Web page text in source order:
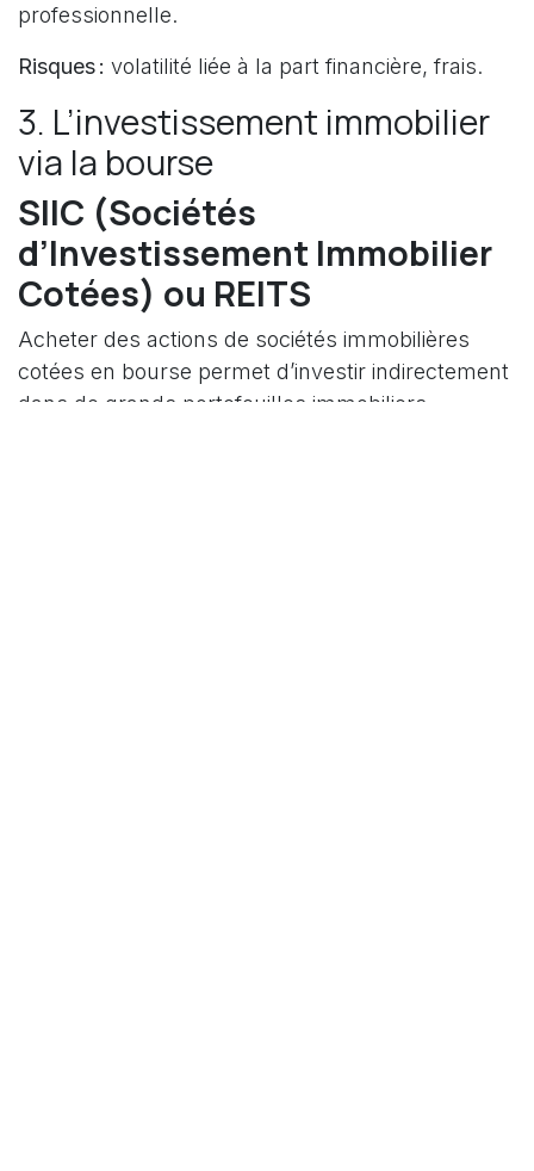
professionnelle.
Risques : volatilité liée à la part financière, frais.
3. L’investissement immobilier
via la bourse
SIIC (Sociétés
d’Investissement Immobilier
Cotées) ou REITS
Acheter des actions de sociétés immobilières
cotées en bourse permet d’investir indirectement
dans de grands portefeuilles immobiliers.